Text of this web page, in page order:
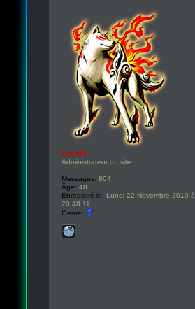
Lyan53
Administrateur du site
Messages: 864
Âge: 48
Enregistré le: Lundi 22 Novembre 2010 à
20:48:11
Genre: